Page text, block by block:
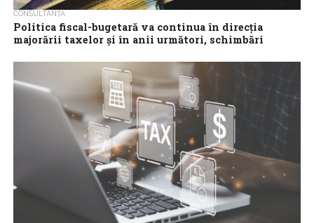
CONSULTANȚĂ
Politica fiscal-bugetară va continua în direcţia
majorării taxelor şi în anii următori, schimbări
Politica fiscal-bugetară va continua în direcţia majorării taxelor şi
în anii următori, alte schimbări majore fiind de aşteptat în 2025,
anul postelectoral,...